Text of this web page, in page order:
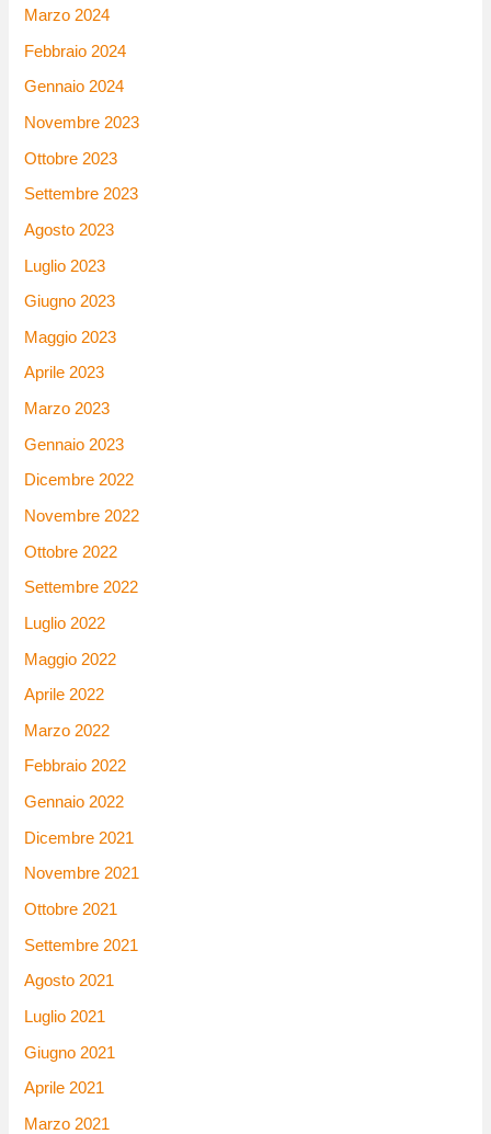
Marzo 2024
Febbraio 2024
Gennaio 2024
Novembre 2023
Ottobre 2023
Settembre 2023
Agosto 2023
Luglio 2023
Giugno 2023
Maggio 2023
Aprile 2023
Marzo 2023
Gennaio 2023
Dicembre 2022
Novembre 2022
Ottobre 2022
Settembre 2022
Luglio 2022
Maggio 2022
Aprile 2022
Marzo 2022
Febbraio 2022
Gennaio 2022
Dicembre 2021
Novembre 2021
Ottobre 2021
Settembre 2021
Agosto 2021
Luglio 2021
Giugno 2021
Aprile 2021
Marzo 2021